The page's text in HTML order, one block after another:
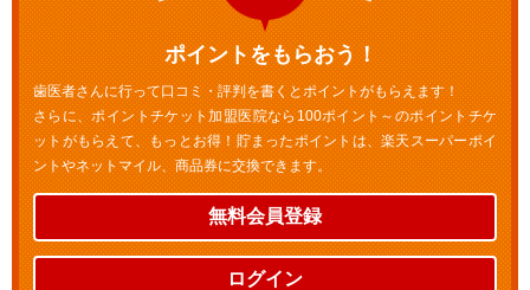
ポイントをもらおう！
歯医者さんに行って口コミ・評判を書くとポイントがもらえます！
さらに、ポイントチケット加盟医院なら100ポイント～のポイントチケ
ットがもらえて、もっとお得！貯まったポイントは、楽天スーパーポイ
ントやネットマイル、商品券に交換できます。
無料会員登録
ログイン